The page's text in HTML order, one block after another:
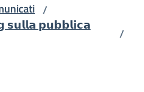
/
𝘀𝘂𝗹𝗹𝗮 𝗽𝘂𝗯𝗯𝗹𝗶𝗰𝗮
/